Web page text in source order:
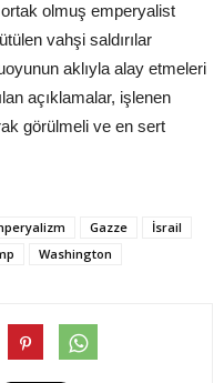
olmuş emperyalist
vahşi saldırılar
aklıyla alay etmeleri
açıklamalar, işlenen
görülmeli ve en sert
Gazze
İsrail
Washington